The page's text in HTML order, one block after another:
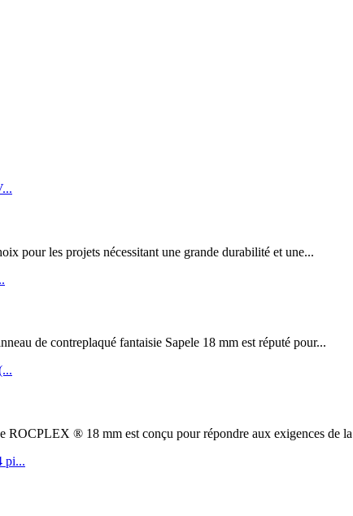
pour les projets nécessitant une grande durabilité et une...
de contreplaqué fantaisie Sapele 18 mm est réputé pour...
® 18 mm est conçu pour répondre aux exigences de la